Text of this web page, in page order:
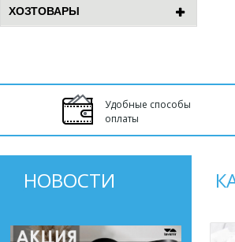
ХОЗТОВАРЫ
Удобные способы
оплаты
НОВОСТИ